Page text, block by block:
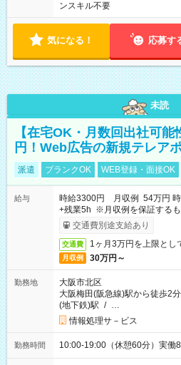
ンスキル不要
気になる！ 応募す
未読
【在宅OK・月数回出社可
円！Web広告の新規テレア
派遣 ブランクOK WEB登録・面接OK
給与
時給3300円 月収例 54万円
+残業5h ※月収例を保証するも
交通費別途支給あり
交通費 1ヶ月3万円を上限とし
月収例 30万円～
勤務地
大阪市北区
大阪梅田(阪急線)駅から徒歩2分
(地下鉄)駅 / …
情報処理サ－ビス
勤務時間 10:00-19:00（休憩60分）実働8